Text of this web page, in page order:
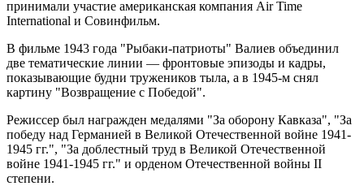
принимали участие американская компания Air Time
International и Совинфильм.
В фильме 1943 года "Рыбаки-патриоты" Валиев объединил
две тематические линии — фронтовые эпизоды и кадры,
показывающие будни тружеников тыла, а в 1945-м снял
картину "Возвращение с Победой".
Режиссер был награжден медалями "За оборону Кавказа", "За
победу над Германией в Великой Отечественной войне 1941-
1945 гг.", "За доблестный труд в Великой Отечественной
войне 1941-1945 гг." и орденом Отечественной войны II
степени.